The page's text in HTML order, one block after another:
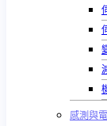
感測與